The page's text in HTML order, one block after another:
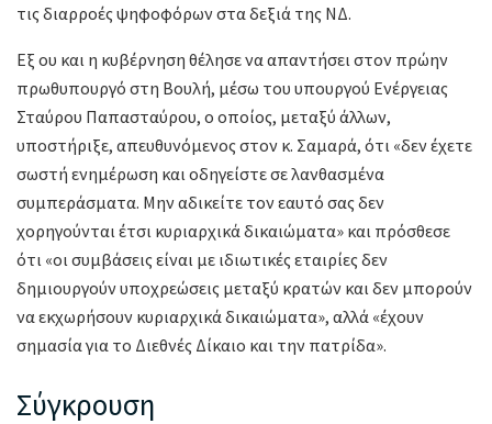
τις διαρροές ψηφοφόρων στα δεξιά της ΝΔ.
Εξ ου και η κυβέρνηση θέλησε να απαντήσει στον πρώην
πρωθυπουργό στη Βουλή, μέσω του υπουργού Ενέργειας
Σταύρου Παπασταύρου, ο οποίος, μεταξύ άλλων,
υποστήριξε, απευθυνόμενος στον κ. Σαμαρά, ότι «δεν έχετε
σωστή ενημέρωση και οδηγείστε σε λανθασμένα
συμπεράσματα. Μην αδικείτε τον εαυτό σας δεν
χορηγούνται έτσι κυριαρχικά δικαιώματα» και πρόσθεσε
ότι «οι συμβάσεις είναι με ιδιωτικές εταιρίες δεν
δημιουργούν υποχρεώσεις μεταξύ κρατών και δεν μπορούν
να εκχωρήσουν κυριαρχικά δικαιώματα», αλλά «έχουν
σημασία για το Διεθνές Δίκαιο και την πατρίδα».
Σύγκρουση